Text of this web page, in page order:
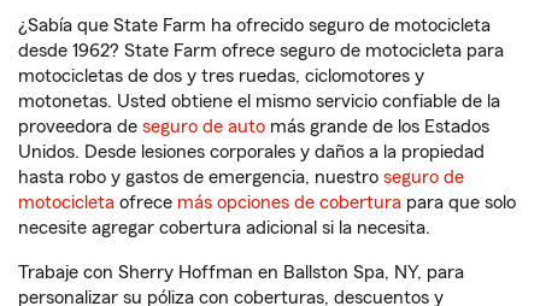
¿Sabía que State Farm ha ofrecido seguro de motocicleta
desde 1962? State Farm ofrece seguro de motocicleta para
motocicletas de dos y tres ruedas, ciclomotores y
motonetas. Usted obtiene el mismo servicio confiable de la
proveedora de seguro de auto más grande de los Estados
Unidos. Desde lesiones corporales y daños a la propiedad
hasta robo y gastos de emergencia, nuestro seguro de
motocicleta ofrece más opciones de cobertura para que solo
necesite agregar cobertura adicional si la necesita.
Trabaje con Sherry Hoffman en Ballston Spa, NY, para
personalizar su póliza con coberturas, descuentos y